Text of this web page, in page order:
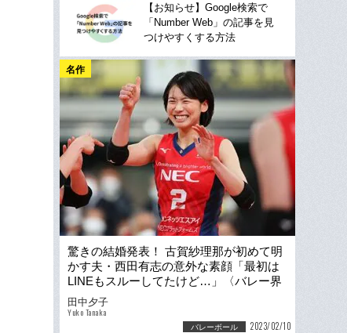
【お知らせ】Google検索で
「Number Web」の記事を見
つけやすくする方法
名作
驚きの結婚発表！ 古賀紗理那が初めて明
かす夫・西田有志の意外な素顔「最初は
LINEもスルーしてたけど…」〈バレー界
のビッグカップル秘話〉
田中夕子
Yuko Tanaka
バレーボール 2023/02/10